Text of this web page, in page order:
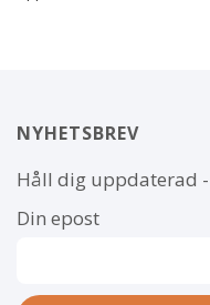
NYHETSBREV
Håll dig uppdaterad
Din epost